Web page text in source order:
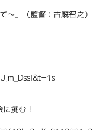
～」（監督：古厩智之）
に挑む！